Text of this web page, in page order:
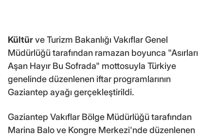
Kültürve Turizm Bakanlığı Vakıflar Genel
Müdürlüğü tarafından ramazan boyunca "Asırları
Aşan Hayır Bu Sofrada" mottosuyla Türkiye
genelinde düzenlenen iftar programlarının
Gaziantep ayağı gerçekleştirildi.
Gaziantep Vakıflar Bölge Müdürlüğü tarafından
Marina Balo ve Kongre Merkezi'nde düzenlenen